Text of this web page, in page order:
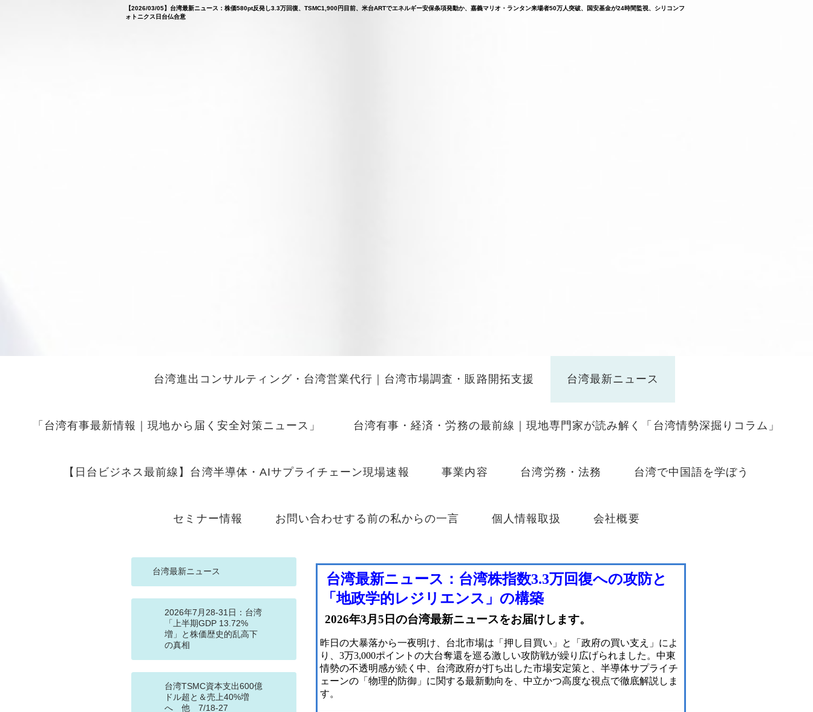
台湾進出コンサルティング・台湾営業代行｜台湾市場調査・販路開拓支援 台湾最新ニュース
「台湾有事最新情報｜現地から届く安全対策ニュース」 台湾有事・経済・労務の最前線｜現地専門家が読み解く「台湾情勢深掘りコラム」
【日台ビジネス最前線】台湾半導体・AIサプライチェーン現場速報 事業内容 台湾労務・法務 台湾で中国語を学ぼう
セミナー情報 お問い合わせする前の私からの一言 個人情報取扱 会社概要
【2026/03/05】台湾最新ニュース：株価580pt反発し3.3万回復、TSMC1,900円目前、米台ARTでエネルギー安保条項発動か、嘉義マリオ・ランタン来場者50万人突破、国安基金が24時間監視、シリコンフ
ォトニクス日台仏合意
台湾最新ニュース
2026年7月28-31日：台湾
「上半期GDP 13.72%
増」と株価歴史的乱高下
の真相
台湾TSMC資本支出600億
ドル超と＆売上40%増
へ 他 7/18-27
台湾最新ニュース：台湾株指数3.3万回復への攻防と
「地政学的レジリエンス」の構築
2026年3月5日の台湾最新ニュースをお届けします。
昨日の大暴落から一夜明け、台北市場は「押し目買い」と「政府の買い支え」によ
り、3万3,000ポイントの大台奪還を巡る激しい攻防戦が繰り広げられました。中東
情勢の不透明感が続く中、台湾政府が打ち出した市場安定策と、半導体サプライチ
ェーンの「物理的防御」に関する最新動向を、中立かつ高度な視点で徹底解説しま
す。